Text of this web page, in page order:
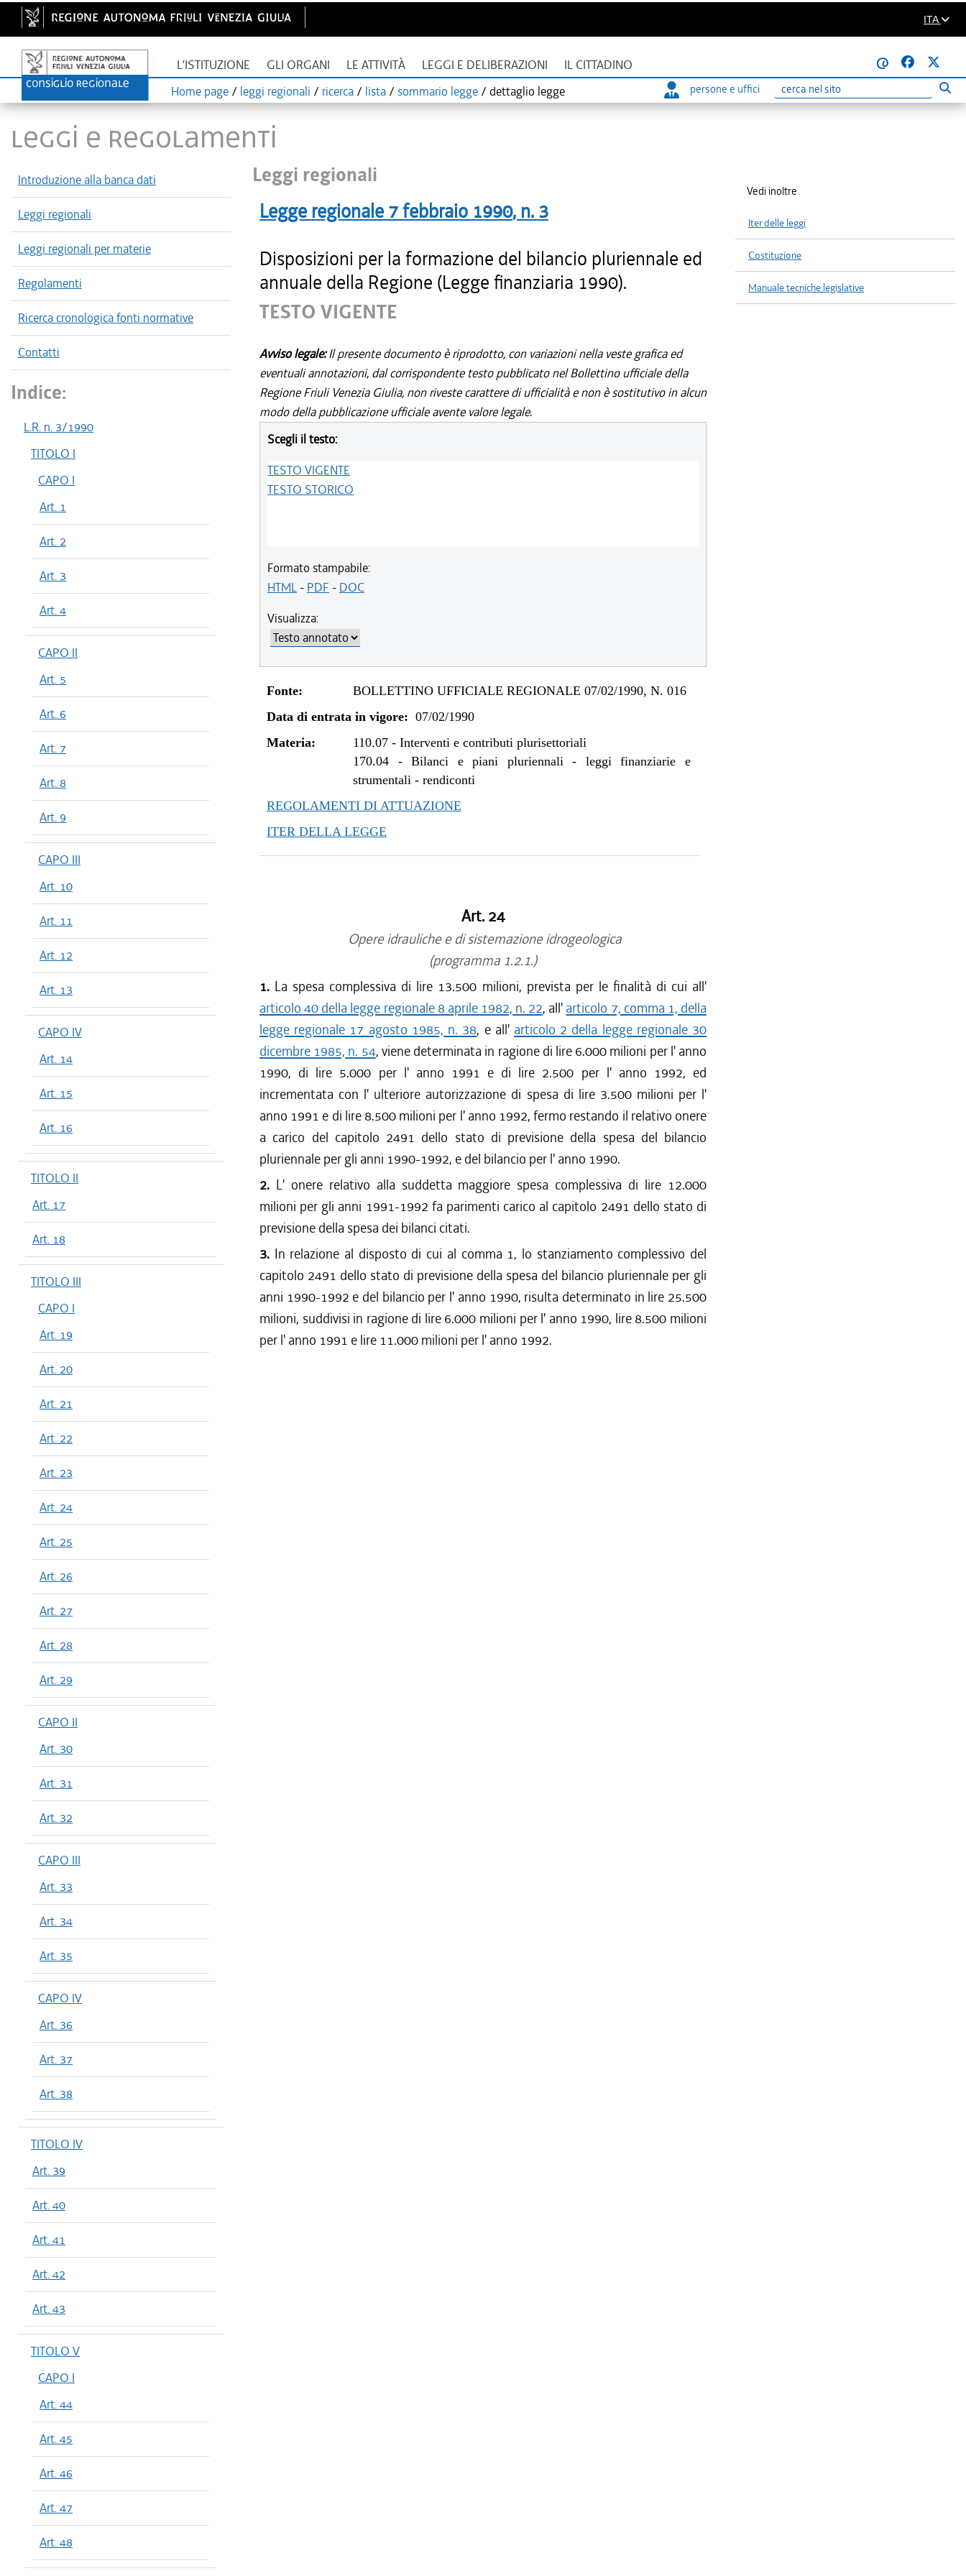
ITA
L'ISTITUZIONE GLI ORGANI LE ATTIVITÀ LEGGI E DELIBERAZIONI IL CITTADINO
@
Home page / leggi regionali / ricerca / lista / sommario legge / dettaglio legge persone e uffici
Ricerca
LEGGI E REGOLAMENTI
Introduzione alla banca dati
Leggi regionali
Leggi regionali per materie
Regolamenti
Ricerca cronologica fonti normative
Contatti
Indice:
L.R. n. 3/1990
TITOLO I
CAPO I
Art. 1
Art. 2
Art. 3
Art. 4
CAPO II
Art. 5
Art. 6
Art. 7
Art. 8
Art. 9
CAPO III
Art. 10
Art. 11
Art. 12
Art. 13
CAPO IV
Art. 14
Art. 15
Art. 16
TITOLO II
Art. 17
Art. 18
TITOLO III
CAPO I
Art. 19
Art. 20
Art. 21
Art. 22
Art. 23
Art. 24
Art. 25
Art. 26
Art. 27
Art. 28
Art. 29
CAPO II
Art. 30
Art. 31
Art. 32
CAPO III
Art. 33
Art. 34
Art. 35
CAPO IV
Art. 36
Art. 37
Art. 38
TITOLO IV
Art. 39
Art. 40
Art. 41
Art. 42
Art. 43
TITOLO V
CAPO I
Art. 44
Art. 45
Art. 46
Art. 47
Art. 48
Leggi regionali
Legge regionale 7 febbraio 1990, n. 3
Disposizioni per la formazione del bilancio pluriennale ed
annuale della Regione (Legge finanziaria 1990).
TESTO VIGENTE
Avviso legale:Il presente documento è riprodotto, con variazioni nella veste grafica ed
eventuali annotazioni, dal corrispondente testo pubblicato nel Bollettino ufficiale della
Regione Friuli Venezia Giulia, non riveste carattere di ufficialità e non è sostitutivo in alcun
modo della pubblicazione ufficiale avente valore legale.
Scegli il testo:
TESTO VIGENTE
TESTO STORICO
Formato stampabile:
HTML- PDF - DOC
Visualizza:
Fonte:
BOLLETTINO UFFICIALE REGIONALE 07/02/1990, N. 016
Data di entrata in vigore: 07/02/1990
Materia:
110.07 -Interventi e contributi plurisettoriali
170.04 -Bilanci e piani pluriennali - leggi finanziarie e
strumentali - rendiconti
REGOLAMENTI DI ATTUAZIONE
ITER DELLA LEGGE
Art. 24
Opere idrauliche e di sistemazione idrogeologica
(programma 1.2.1.)
1. La spesa complessiva di lire 13.500 milioni, prevista per le finalità di cui all'
articolo 40 della legge regionale 8 aprile 1982, n. 22, all' articolo 7, comma 1, della
legge regionale 17 agosto 1985, n. 38, e all' articolo 2 della legge regionale 30
dicembre 1985, n. 54, viene determinata in ragione di lire 6.000 milioni per l' anno
1990, di lire 5.000 per l' anno 1991 e di lire 2.500 per l' anno 1992, ed
incrementata con l' ulteriore autorizzazione di spesa di lire 3.500 milioni per l'
anno 1991 e di lire 8.500 milioni per l' anno 1992, fermo restando il relativo onere
a carico del capitolo 2491 dello stato di previsione della spesa del bilancio
pluriennale per gli anni 1990-1992, e del bilancio per l' anno 1990.
2. L' onere relativo alla suddetta maggiore spesa complessiva di lire 12.000
milioni per gli anni 1991-1992 fa parimenti carico al capitolo 2491 dello stato di
previsione della spesa dei bilanci citati.
3. In relazione al disposto di cui al comma 1, lo stanziamento complessivo del
capitolo 2491 dello stato di previsione della spesa del bilancio pluriennale per gli
anni 1990-1992 e del bilancio per l' anno 1990, risulta determinato in lire 25.500
milioni, suddivisi in ragione di lire 6.000 milioni per l' anno 1990, lire 8.500 milioni
per l' anno 1991 e lire 11.000 milioni per l' anno 1992.
Vedi inoltre
Iter delle leggi
Costituzione
Manuale tecniche legislative